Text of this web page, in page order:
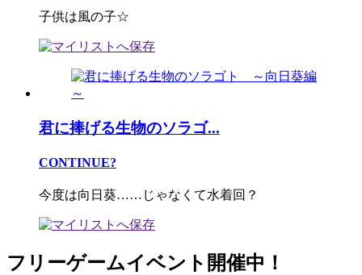
子供は風の子☆
君に捧げる生物のソラゴ...
CONTINUE?
今度は向日葵……じゃなくて水着回？
フリーゲームイベント開催中！